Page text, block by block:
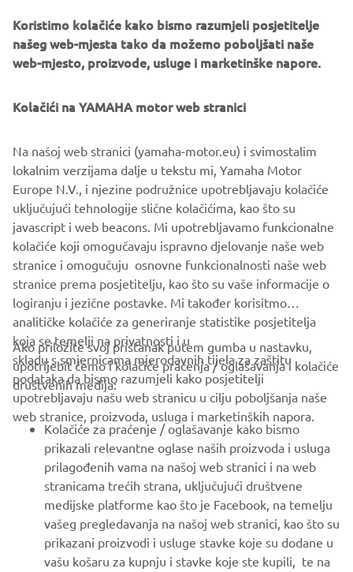
feature make it even easier to reach
optimum
performance and efficiencywhilst underway.
Already at the pinnacle of the boat integration systems
Premium and High-Power engines from Yamaha, Helm
commitment to offer an
end-to-end solution
an enhanced and simplified boating experience for
professionals and beginners alike.
DISCOVER MORE
CORPORATE
FOR BUSINESS
MORE YAMAHA
SUPPORT
BILTEN
Koristimo kolačiće kako bismo razumjeli posjetitelje
našeg web-mjesta tako da možemo poboljšati naše
web-mjesto, proizvode, usluge i marketinške napore.
Kolačići na YAMAHA motor web stranici
Na našoj web stranici (yamaha-motor.eu) i svimostalim
lokalnim verzijama dalje u tekstu mi, Yamaha Motor
Europe N.V., i njezine podružnice upotrebljavaju kolačiće
uključujući tehnologije slične kolačićima, kao što su
javascript i web beacons. Mi upotrebljavamo funkcionalne
kolačiće koji omogučavaju ispravno djelovanje naše web
stranice i omogučuju osnovne funkcionalnosti naše web
stranice prema posjetitelju, kao što su vaše informacije o
logiranju i jezične postavke. Mi također korisitmo
analitičke kolačiće za generiranje statistike posjetitelja
koja se temelji na privatnosti i u
skladu s smjernicama mjerodavnih tijela za zaštitu
podataka da bismo razumjeli kako posjetitelji
upotrebljavaju našu web stranicu u cilju poboljšanja naše
web stranice, proizvoda, usluga i marketinških napora.
Ako priložite svoj pristanak putem gumba u nastavku,
upotrijebit ćemo i kolačiće praćenja / oglašavanja i kolačiće
društvenih medija:
Kolačiće za praćenje / oglašavanje kako bismo
prikazali relevantne oglase naših proizvoda i usluga
prilagođenih vama na našoj web stranici i na web
stranicama trećih strana, uključujući društvene
medijske platforme kao što je Facebook, na temelju
vašeg pregledavanja na našoj web stranici, kao što su
prikazani proizvodi i usluge stavke koje su dodane u
vašu košaru za kupnju i stavke koje ste kupili, te na